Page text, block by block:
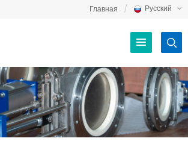
Русский
Главная